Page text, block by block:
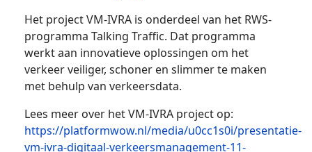
Het project VM-IVRA is onderdeel van het RWS-
programma Talking Traffic. Dat programma
werkt aan innovatieve oplossingen om het
verkeer veiliger, schoner en slimmer te maken
met behulp van verkeersdata.
Lees meer over het VM-IVRA project op:
https://platformwow.nl/media/u0cc1s0i/presentatie-
vm-ivra-digitaal-verkeersmanagement-11-